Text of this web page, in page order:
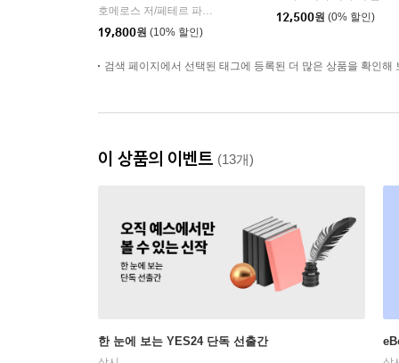
| 현대지성
19,800원 (10% 할인)
12,500원 (0% 할인)
검색 페이지에서 선택된 태그에 등록된 더 많은 상품을 확인해
이 상품의 이벤트 (13개)
한 눈에 보는 YES24 단독 선출간